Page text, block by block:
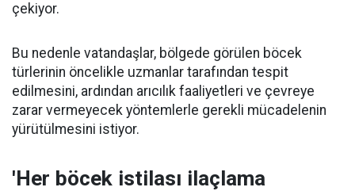
çekiyor.
Bu nedenle vatandaşlar, bölgede görülen böcek
türlerinin öncelikle uzmanlar tarafından tespit
edilmesini, ardından arıcılık faaliyetleri ve çevreye
zarar vermeyecek yöntemlerle gerekli mücadelenin
yürütülmesini istiyor.
'Her böcek istilası ilaçlama